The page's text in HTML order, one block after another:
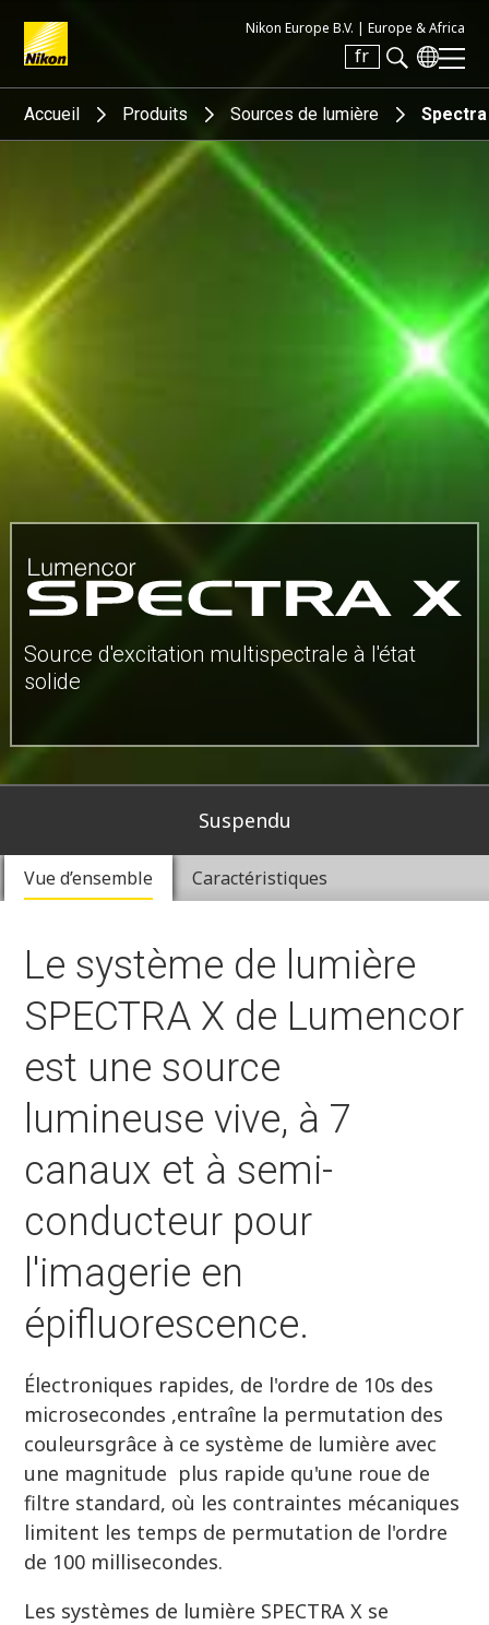
Nikon Europe B.V. | Europe & Africa
fr
Search keyword(s)
Accueil Produits Sources de lumière Spectra
Source d'excitation multispectrale à l'état
solide
Suspendu
Vue d’ensemble Caractéristiques
Le système de lumière
SPECTRA X de Lumencor
est une source
lumineuse vive, à 7
canaux et à semi-
conducteur pour
l'imagerie en
épifluorescence.
Électroniques rapides, de l'ordre de 10s des
microsecondes ,entraîne la permutation des
couleursgrâce à ce système de lumière avec
une magnitude plus rapide qu'une roue de
filtre standard, où les contraintes mécaniques
limitent les temps de permutation de l'ordre
de 100 millisecondes.
Les systèmes de lumière SPECTRA X se